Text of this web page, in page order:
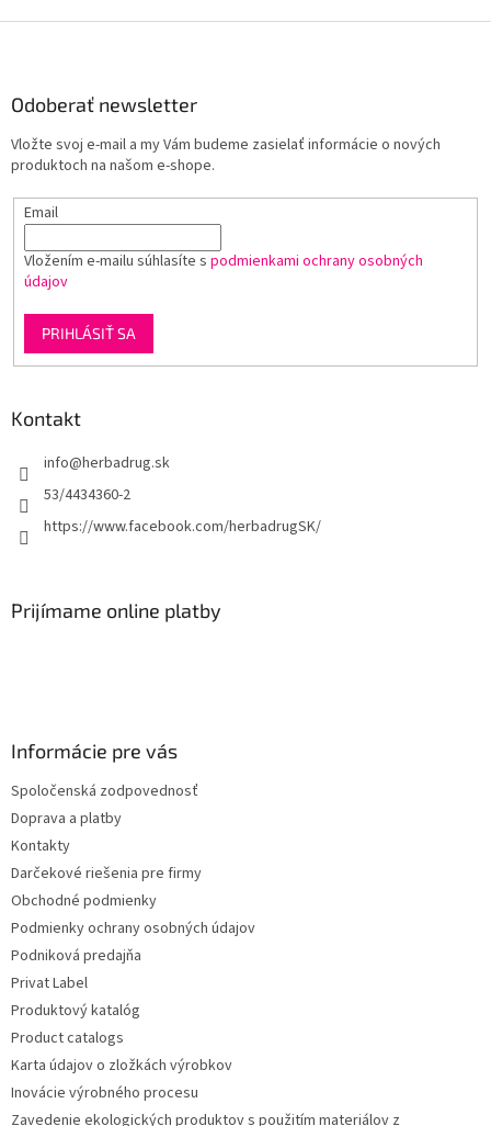
Odoberať newsletter
Vložte svoj e-mail a my Vám budeme zasielať informácie o nových
produktoch na našom e-shope.
Email
Vložením e-mailu súhlasíte s podmienkami ochrany osobných
údajov
PRIHLÁSIŤ SA
Kontakt
info@herbadrug.sk
53/4434360-2
https://www.facebook.com/herbadrugSK/
Prijímame online platby
Informácie pre vás
Spoločenská zodpovednosť
Doprava a platby
Kontakty
Darčekové riešenia pre firmy
Obchodné podmienky
Podmienky ochrany osobných údajov
Podniková predajňa
Privat Label
Produktový katalóg
Product catalogs
Karta údajov o zložkách výrobkov
Inovácie výrobného procesu
Zavedenie ekologických produktov s použitím materiálov z